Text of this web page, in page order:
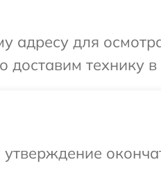
адресу для
технику